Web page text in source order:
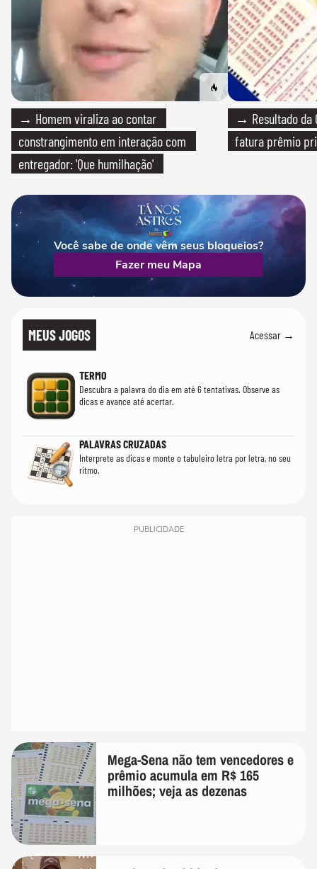
→ Homem viraliza ao contar
constrangimento em interação com
entregador: 'Que humilhação'
→ Resultado da
fatura prêmio
Você sabe de onde vêm seus bloqueios?
Fazer meu Mapa
MEUS JOGOS Acessar →
TERMO
Descubra a palavra do dia em até 6 tentativas. Observe as
dicas e avance até acertar.
PALAVRAS CRUZADAS
Interprete as dicas e monte o tabuleiro letra por letra, no seu
ritmo.
PUBLICIDADE
Mega-Sena não tem vencedores e
prêmio acumula em R$ 165
milhões; veja as dezenas